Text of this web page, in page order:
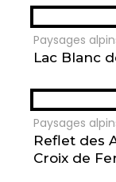
Paysages
Lac Blanc
Paysages
Reflet des
Croix de